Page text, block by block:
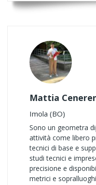
Mattia
Imola (BO)
Sono un geometra
attività come libero
tecnici di base e
studi tecnici e
precisione e
metrici e